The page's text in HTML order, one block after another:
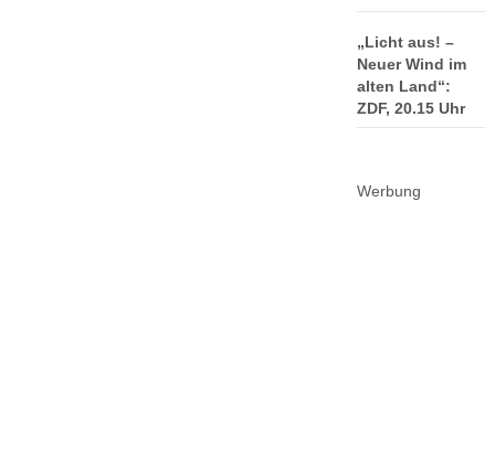
„Licht aus! –
Neuer Wind im
alten Land“:
ZDF, 20.15 Uhr
Werbung